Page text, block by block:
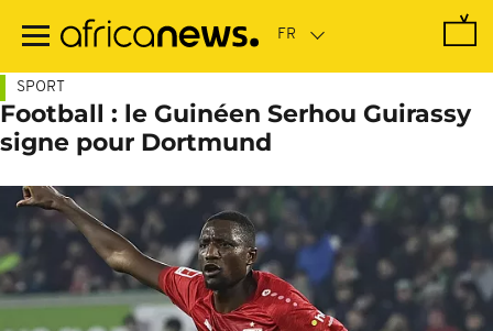
contenu
SPORT
Football : le Guinéen Serhou Guirassy
signe pour Dortmund